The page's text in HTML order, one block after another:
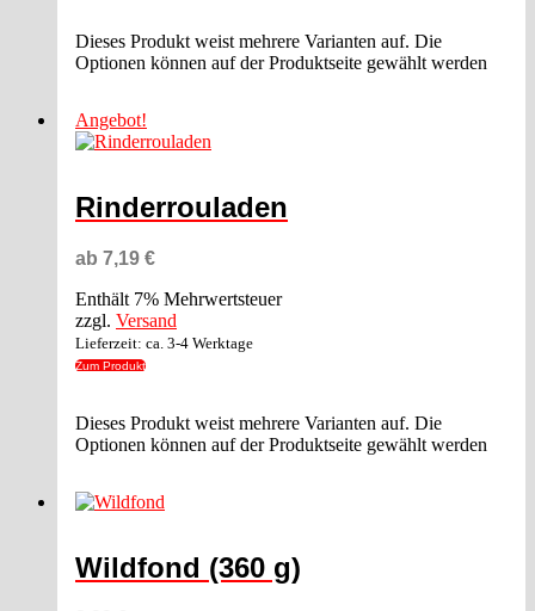
Dieses Produkt weist mehrere Varianten auf. Die
Optionen können auf der Produktseite gewählt werden
Angebot!
Rinderrouladen
ab 7,19 €
Enthält 7% Mehrwertsteuer
zzgl. Versand
Lieferzeit: ca. 3-4 Werktage
Zum Produkt
Dieses Produkt weist mehrere Varianten auf. Die
Optionen können auf der Produktseite gewählt werden
Wildfond (360 g)